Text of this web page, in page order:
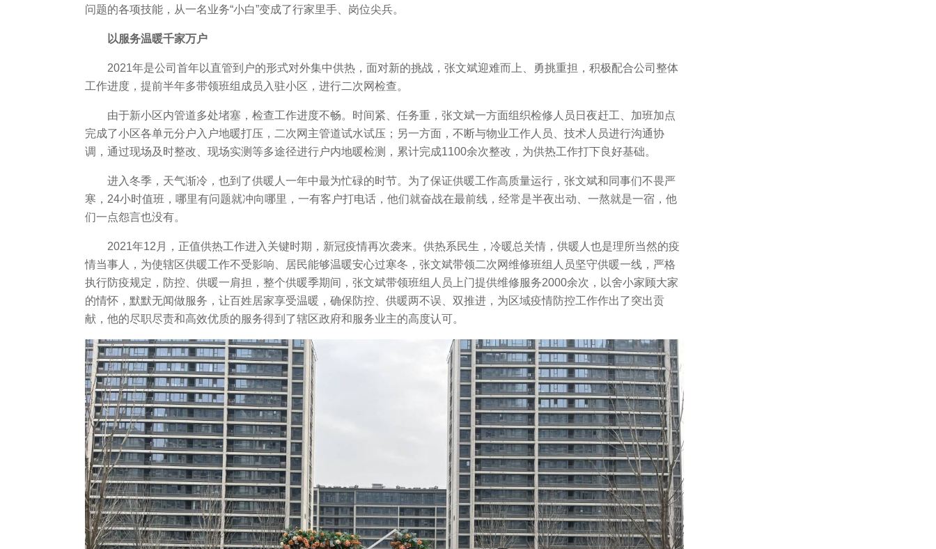
问题的各项技能，从一名业务“小白”变成了行家里手、岗位尖兵。
以服务温暖千家万户
2021年是公司首年以直管到户的形式对外集中供热，面对新的挑战，张文斌迎难而上、勇挑重担，积极配合公司整体
工作进度，提前半年多带领班组成员入驻小区，进行二次网检查。
由于新小区内管道多处堵塞，检查工作进度不畅。时间紧、任务重，张文斌一方面组织检修人员日夜赶工、加班加点
完成了小区各单元分户入户地暖打压，二次网主管道试水试压；另一方面，不断与物业工作人员、技术人员进行沟通协
调，通过现场及时整改、现场实测等多途径进行户内地暖检测，累计完成1100余次整改，为供热工作打下良好基础。
进入冬季，天气渐冷，也到了供暖人一年中最为忙碌的时节。为了保证供暖工作高质量运行，张文斌和同事们不畏严
寒，24小时值班，哪里有问题就冲向哪里，一有客户打电话，他们就奋战在最前线，经常是半夜出动、一熬就是一宿，他
们一点怨言也没有。
2021年12月，正值供热工作进入关键时期，新冠疫情再次袭来。供热系民生，冷暖总关情，供暖人也是理所当然的疫
情当事人，为使辖区供暖工作不受影响、居民能够温暖安心过寒冬，张文斌带领二次网维修班组人员坚守供暖一线，严格
执行防疫规定，防控、供暖一肩担，整个供暖季期间，张文斌带领班组人员上门提供维修服务2000余次，以舍小家顾大家
的情怀，默默无闻做服务，让百姓居家享受温暖，确保防控、供暖两不误、双推进，为区域疫情防控工作作出了突出贡
献，他的尽职尽责和高效优质的服务得到了辖区政府和服务业主的高度认可。